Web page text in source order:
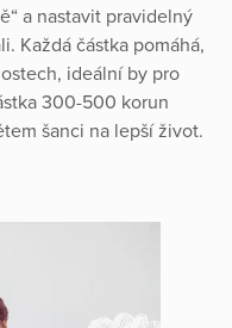
a nastavit pravidelný
Každá částka pomáhá,
ideální by pro
300-500 korun
šanci na lepší život.